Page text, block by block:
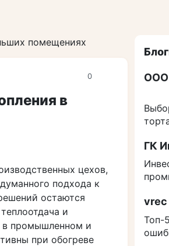
помещениях
0
в
цехов,
подхода к
остаются
и
в промышленном и
при обогреве
ГК
vrec
Топ-